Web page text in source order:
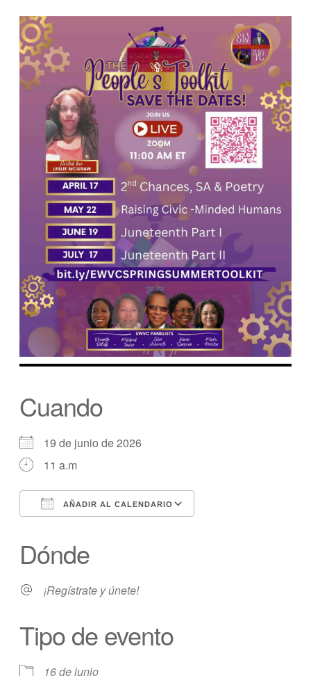
Cuando
19 de junio de 2026
11 a.m
AÑADIR AL CALENDARIO
Dónde
¡Regístrate y únete!
Tipo de evento
16 de junio